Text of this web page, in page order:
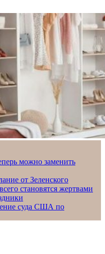
можно заменить
от Зеленского
становятся жертвами
суда США по